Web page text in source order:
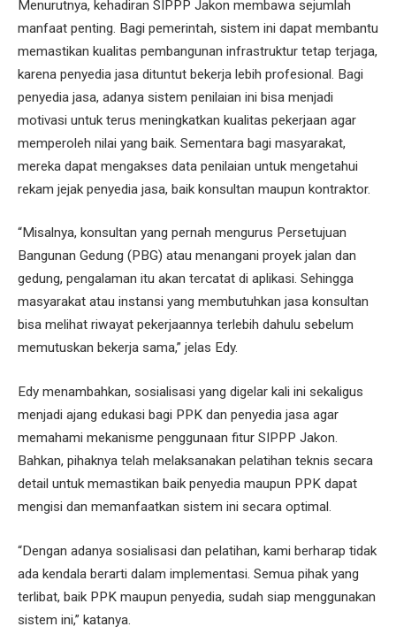
Menurutnya, kehadiran SIPPP Jakon membawa sejumlah
manfaat penting. Bagi pemerintah, sistem ini dapat membantu
memastikan kualitas pembangunan infrastruktur tetap terjaga,
karena penyedia jasa dituntut bekerja lebih profesional. Bagi
penyedia jasa, adanya sistem penilaian ini bisa menjadi
motivasi untuk terus meningkatkan kualitas pekerjaan agar
memperoleh nilai yang baik. Sementara bagi masyarakat,
mereka dapat mengakses data penilaian untuk mengetahui
rekam jejak penyedia jasa, baik konsultan maupun kontraktor.
“Misalnya, konsultan yang pernah mengurus Persetujuan
Bangunan Gedung (PBG) atau menangani proyek jalan dan
gedung, pengalaman itu akan tercatat di aplikasi. Sehingga
masyarakat atau instansi yang membutuhkan jasa konsultan
bisa melihat riwayat pekerjaannya terlebih dahulu sebelum
memutuskan bekerja sama,” jelas Edy.
Edy menambahkan, sosialisasi yang digelar kali ini sekaligus
menjadi ajang edukasi bagi PPK dan penyedia jasa agar
memahami mekanisme penggunaan fitur SIPPP Jakon.
Bahkan, pihaknya telah melaksanakan pelatihan teknis secara
detail untuk memastikan baik penyedia maupun PPK dapat
mengisi dan memanfaatkan sistem ini secara optimal.
“Dengan adanya sosialisasi dan pelatihan, kami berharap tidak
ada kendala berarti dalam implementasi. Semua pihak yang
terlibat, baik PPK maupun penyedia, sudah siap menggunakan
sistem ini,” katanya.